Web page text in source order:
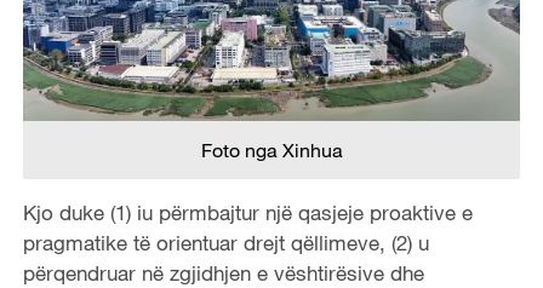
Foto nga Xinhua
Kjo duke (1) iu përmbajtur një qasjeje proaktive e
pragmatike të orientuar drejt qëllimeve, (2) u
përqendruar në zgjidhjen e vështirësive dhe